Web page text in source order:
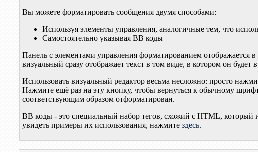
Вы можете форматировать сообщения двумя способами:
Используя элементы управления, аналогичные тем, что
Самостоятельно указывая BB коды
Панель с элементами управления форматированием
визуальный сразу отображает текст в том виде, в котором он
Использовать визуальный редактор весьма несложно: просто
Нажмите ещё раз на эту кнопку, чтобы вернуться к обычному
соответствующим образом отформатирован.
BB коды - это специальный набор тегов, схожий с HTML,
увидеть примеры их использования, нажмитездесь.